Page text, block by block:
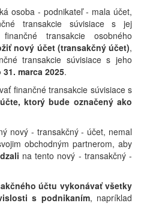
osoba - podnikateľ - mala účet,
transakcie súvisiace s jej
transakcie osobného
nový účet (transakčný účet),
transakcie súvisiace s jeho
marca 2025.
finančné transakcie súvisiace s
ktorý bude označený ako
nový - transakčný - účet, nemal
obchodným partnerom, aby
na tento nový - transakčný -
účtu vykonávať všetky
s podnikaním, napríklad